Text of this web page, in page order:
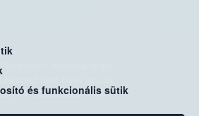
és funkcionális sütik
biztonsági Hivatal
cím: 1525 Budapest. Pf. 30.